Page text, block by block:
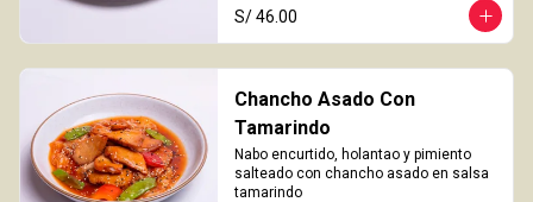
S/ 46.00
Chancho Asado Con
Tamarindo
Nabo encurtido, holantao y pimiento
salteado con chancho asado en salsa
tamarindo